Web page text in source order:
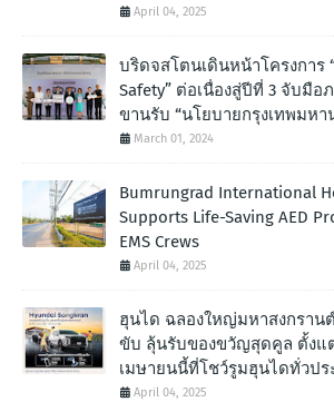
April 04, 2025
บริดจสโตนเดินหน้าโครงการ
Safety” ต่อเนื่องสู่ปีที่ 3 จับมือ
ขานรับ “นโยบายกรุงเทพมหา
March 01, 2024
Bumrungrad International
Supports Life-Saving AED
EMS Crews
April 04, 2025
ฮุนได ฉลองใหญ่มหาสงกรา
ขับ ลุ้นรับของขวัญสุดคูล ตั้งแ
เมษายนนี้ที่โชว์รูมฮุนไดทั่วปร
April 04, 2025